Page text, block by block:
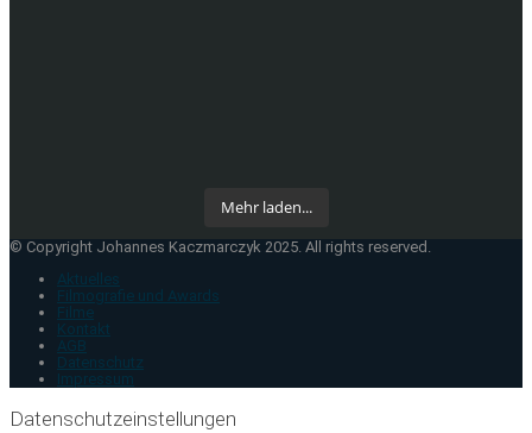
Mehr laden...
© Copyright Johannes Kaczmarczyk 2025. All rights reserved.
Aktuelles
Filmografie und Awards
Filme
Kontakt
AGB
Datenschutz
Impressum
Datenschutzeinstellungen